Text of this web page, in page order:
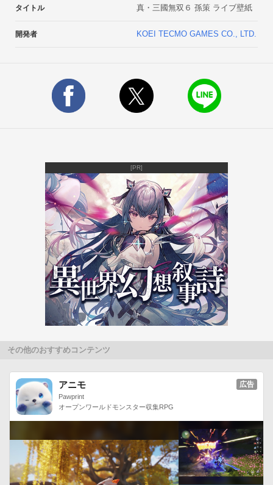
リフ中に表示させることができます。
・一騎討ち
・洞口の戦い・呉
◯効果音再生：端末をシェイクすると効果音を再生できます。
◯時計・アラーム：デジタル時計の表示、アラーム機能を利用
できます。アラームの使用BGMの選択、ユーザー名入りのセリ
フの表示も可能です。
◯MobileJOY：フィーチャーフォン版モバイルサイトでも好評
のMobileJOY機能を搭載しています。PS3版『真・三國無双
６』との連携により特典が獲得できます。
※このライブ壁紙のMobileJOYでは「龍爪裂旋棍（武器）」が
獲得できます。ただし、MobileJOYはアプリ購入後15分以上経
過しないと使用できません。
◯設定機能：各種機能のON/OFFや個別の設定ができます。
ることが可能です。■ライブ壁紙の設定方法
メニューボタン→壁紙→ライブ壁紙→真・三國無双６ 孫策 ラ
イブ壁紙→壁紙に設定■対応機種
NTT docomo/au/SoftBank アンドロイド携帯（OS：Android
2.1以上）
-----
◯動作確認端末
タイトル 真・三國無双６ 孫策 ライブ壁紙
開発者 KOEI TECMO GAMES CO., LTD.
[PR]
その他のおすすめコンテンツ
アニモ
Pawprint
オープンワールドモンスター収集RPG
広告